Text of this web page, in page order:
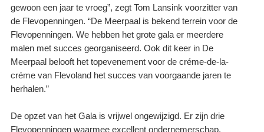
gewoon een jaar te vroeg”, zegt Tom Lansink voorzitter van
de Flevopenningen. “De Meerpaal is bekend terrein voor de
Flevopenningen. We hebben het grote gala er meerdere
malen met succes georganiseerd. Ook dit keer in De
Meerpaal belooft het topevenement voor de créme-de-la-
créme van Flevoland het succes van voorgaande jaren te
herhalen.”
De opzet van het Gala is vrijwel ongewijzigd. Er zijn drie
Flevopenningen waarmee excellent ondernemerschap,